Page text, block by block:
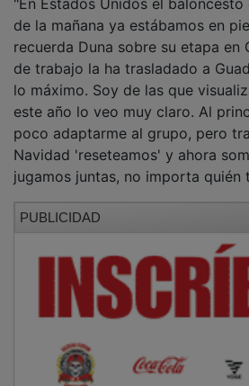
de la mañana ya estábamos en
recuerda Duna sobre su etapa en
de trabajo la ha trasladado a
lo máximo. Soy de las que
este año lo veo muy claro. Al
poco adaptarme al grupo, pero
Navidad 'reseteamos' y ahora
jugamos juntas, no importa quién